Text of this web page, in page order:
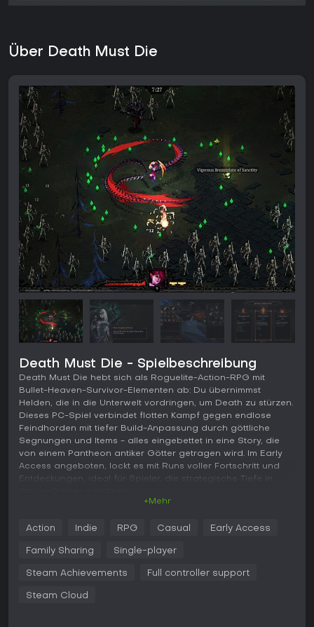
Über Death Must Die
Death Must Die - Spielbeschreibung
Death Must Die hebt sich als Roguelite-Action-RPG mit
Bullet-Heaven-Survivor-Elementen ab: Du übernimmst
Helden, die in die Unterwelt vordringen, um Death zu stürzen.
Dieses PC-Spiel verbindet flotten Kampf gegen endlose
Feindhorden mit tiefer Build-Anpassung durch göttliche
Segnungen und Items - alles eingebettet in eine Story, die
von einem Pantheon antiker Götter getragen wird. Im Early
Access angeboten, lockt es mit Runs voller Fortschritt und
Entdeckungen, ideal für Spieler, die strategische Tiefe in
Im Kern von Death Must Die geht's darum, einen Helden zu
wählen und in prozedural generierte Unterweltruns zu
Attacks und aktiven Fähigkeiten, die durch göttliche
für Builds, die auf Speed, AoE-Schaden oder Defensive
+Mehr
Action Indie RPG Casual Early Access
Family Sharing Single-player
Steam Achievements Full controller support
Steam Cloud